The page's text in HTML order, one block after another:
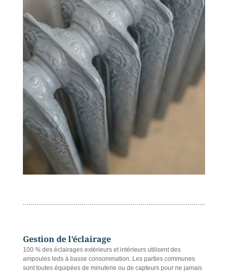
Gestion de l’éclairage
100 % des éclairages extérieurs et intérieurs utilisent des
ampoules leds à basse consommation. Les parties communes
sont toutes équipées de minuterie ou de capteurs pour ne jamais